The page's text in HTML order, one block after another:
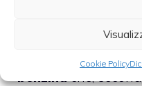
Cookie Policy
In Italia
benzinache,